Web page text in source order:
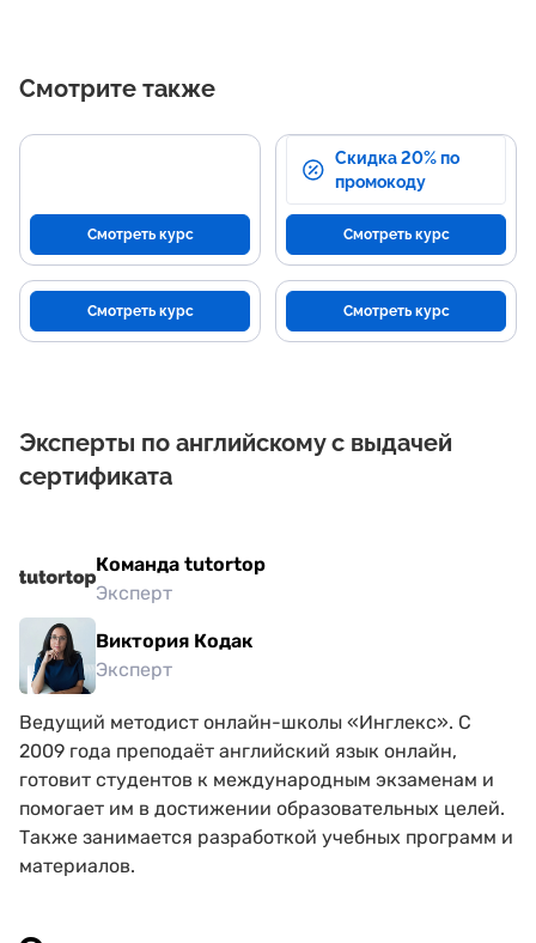
Смотрите также
Смотреть курс
Скидка 20% по
промокоду
Смотреть курс
Смотреть курс Смотреть курс
Эксперты по английскому с выдачей
сертификата
Команда tutortop
Эксперт
Виктория Кодак
Эксперт
Ведущий методист онлайн-школы «Инглекс». С
2009 года преподаёт английский язык онлайн,
готовит студентов к международным экзаменам и
помогает им в достижении образовательных целей.
Также занимается разработкой учебных программ и
материалов.